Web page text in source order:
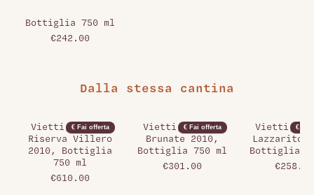
Bottiglia 750 ml
€242.00
Dalla stessa cantina
€ Fai offerta
Vietti, Barolo
Riserva Villero
2010, Bottiglia
750 ml
€610.00
€ Fai offerta
Vietti, Barolo
Brunate 2010,
Bottiglia 750 ml
€301.00
€ Fai
Vietti,
Lazzarito
Bottiglia
€258.00